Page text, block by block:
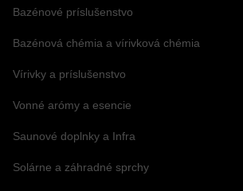
Bazénové príslušenstvo
Bazénová chémia a vírivková chémia
Vírivky a príslušenstvo
Vonné arómy a esencie
Saunové doplnky a Infra
Solárne a záhradné sprchy